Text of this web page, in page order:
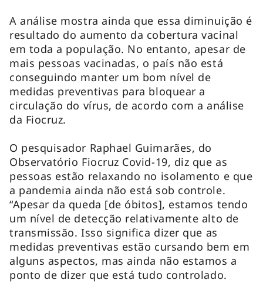
A análise mostra ainda que essa diminuição é
resultado do aumento da cobertura vacinal
em toda a população. No entanto, apesar de
mais pessoas vacinadas, o país não está
conseguindo manter um bom nível de
medidas preventivas para bloquear a
circulação do vírus, de acordo com a análise
da Fiocruz.
O pesquisador Raphael Guimarães, do
Observatório Fiocruz Covid-19, diz que as
pessoas estão relaxando no isolamento e que
a pandemia ainda não está sob controle.
“Apesar da queda [de óbitos], estamos tendo
um nível de detecção relativamente alto de
transmissão. Isso significa dizer que as
medidas preventivas estão cursando bem em
alguns aspectos, mas ainda não estamos a
ponto de dizer que está tudo controlado.